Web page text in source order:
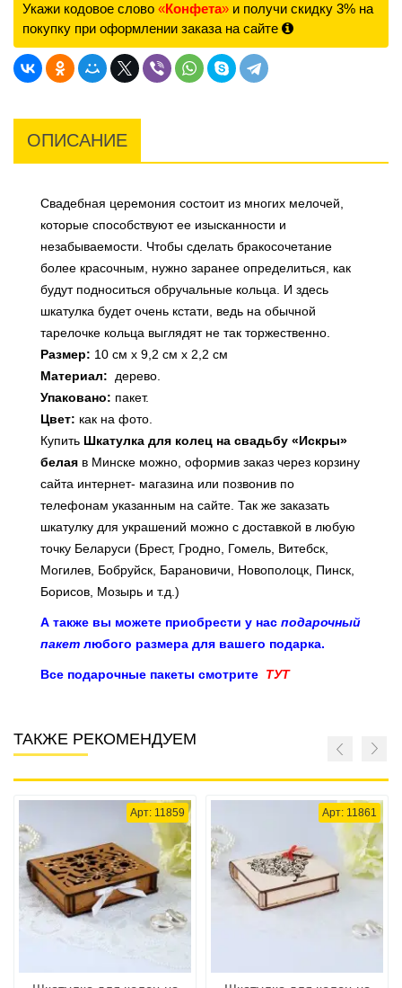
Укажи кодовое слово «Конфета» и получи скидку 3% на
покупку при оформлении заказа на сайте
ОПИСАНИЕ
Свадебная церемония состоит из многих мелочей,
которые способствуют ее изысканности и
незабываемости. Чтобы сделать бракосочетание
более красочным, нужно заранее определиться, как
будут подноситься обручальные кольца. И здесь
шкатулка будет очень кстати, ведь на обычной
тарелочке кольца выглядят не так торжественно.
Размер: 10 см х 9,2 см х 2,2 см
Материал: дерево.
Упаковано: пакет.
Цвет: как на фото.
Купить Шкатулка для колец на свадьбу «Искры»
белая в Минске можно, оформив заказ через корзину
сайта интернет- магазина или позвонив по
телефонам указанным на сайте. Так же заказать
шкатулку для украшений можно с доставкой в любую
точку Беларуси (Брест, Гродно, Гомель, Витебск,
Могилев, Бобруйск, Барановичи, Новополоцк, Пинск,
Борисов, Мозырь и т.д.)
А также вы можете приобрести у нас подарочный
пакет любого размера для вашего подарка.
Все подарочные пакеты смотрите ТУТ
ТАКЖЕ РЕКОМЕНДУЕМ
Арт: 11859 Арт: 11861